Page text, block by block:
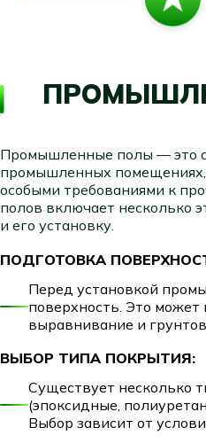
Промышленные полы — это
промышленных помещениях,
особыми требованиями к
полов включает несколько
и его установку.
ПОДГОТОВКА
Перед установкой
поверхность. Это может
выравнивание и
ВЫБОР ТИПА ПОКРЫТИЯ:
Существует несколько
(эпоксидные,
Выбор зависит от